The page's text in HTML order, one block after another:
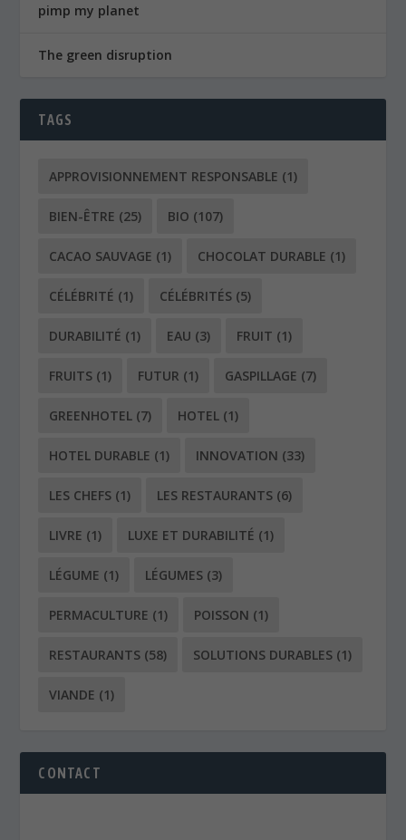
pimp my planet
The green disruption
TAGS
APPROVISIONNEMENT RESPONSABLE (1)
BIEN-ÊTRE (25) BIO (107)
CACAO SAUVAGE (1) CHOCOLAT DURABLE (1)
CÉLÉBRITÉ (1) CÉLÉBRITÉS (5)
DURABILITÉ (1) EAU (3) FRUIT (1)
FRUITS (1) FUTUR (1) GASPILLAGE (7)
GREENHOTEL (7) HOTEL (1)
HOTEL DURABLE (1) INNOVATION (33)
LES CHEFS (1) LES RESTAURANTS (6)
LIVRE (1) LUXE ET DURABILITÉ (1)
LÉGUME (1) LÉGUMES (3)
PERMACULTURE (1) POISSON (1)
RESTAURANTS (58) SOLUTIONS DURABLES (1)
VIANDE (1)
CONTACT